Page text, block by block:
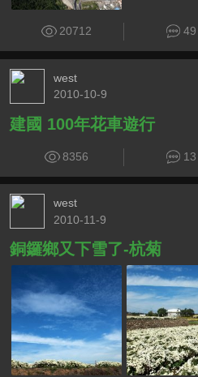
20712 49
west
2010-10-9
建國 100年花車遊行
8356 13
west
2010-11-9
銅鑼鄉又下雪了-杭菊